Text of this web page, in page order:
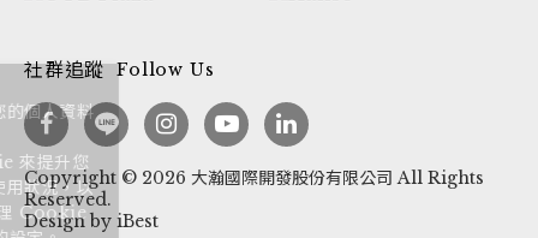
社群追蹤 Follow Us
Copyright © 2026 大瀚國際開發股份有限公司 All Rights
Reserved.
Design by iBest
依據歐盟施行的個人資料保護法，我們致力於保護您的個人資料
並提供您對個人資料的掌握。
按一下「全部接受」，代表您允許我們置放 Cookie 來提升您
在本網站上的使用體驗、協助我們分析網站效能和使用狀況，以
及讓我們投放相關聯的行銷內容。您可以在下方管理 Cookie